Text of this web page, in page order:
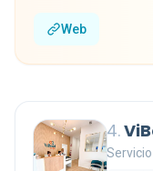
Web
4.